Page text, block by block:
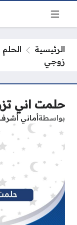
الرئيسية الحلم
زوجي
حلمت اني
بواسطةأماني